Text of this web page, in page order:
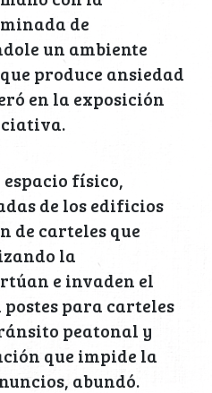
de
un ambiente
produce ansiedad
en la exposición
físico,
de los edificios
de carteles que
la
e invaden el
para carteles
peatonal y
que impide la
abundó.